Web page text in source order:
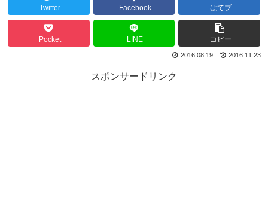
Twitter Facebook はてブ
Pocket LINE コピー
2016.11.23
2016.08.19
スポンサードリンク